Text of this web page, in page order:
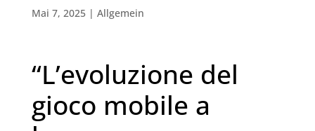
Mai 7, 2025| Allgemein
“L’evoluzione del
gioco mobile a